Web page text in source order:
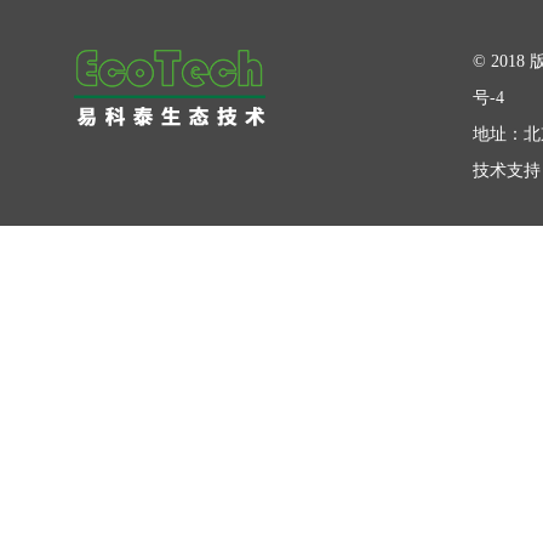
© 2018
号-4
地址：
技术支